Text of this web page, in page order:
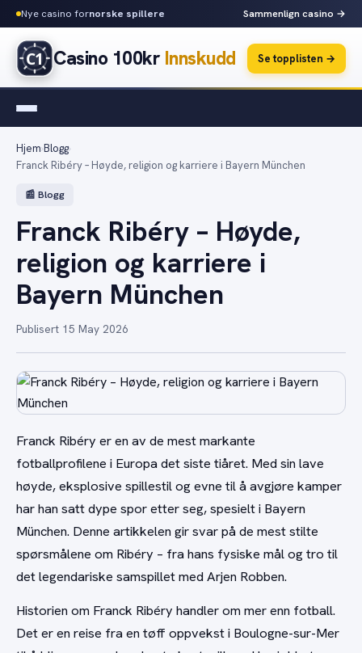
Nye casino fornorske spillere Sammenlign casino →
Casino 100kr Innskudd Se topplisten →
Hjem›Blogg›
Franck Ribéry – Høyde, religion og karriere i Bayern München
📰 Blogg
Franck Ribéry – Høyde,
religion og karriere i
Bayern München
Publisert 15 May 2026
Franck Ribéry er en av de mest markante
fotballprofilene i Europa det siste tiåret. Med sin lave
høyde, eksplosive spillestil og evne til å avgjøre kamper
har han satt dype spor etter seg, spesielt i Bayern
München. Denne artikkelen gir svar på de mest stilte
spørsmålene om Ribéry – fra hans fysiske mål og tro til
det legendariske samspillet med Arjen Robben.
Historien om Franck Ribéry handler om mer enn fotball.
Det er en reise fra en tøff oppvekst i Boulogne-sur-Mer